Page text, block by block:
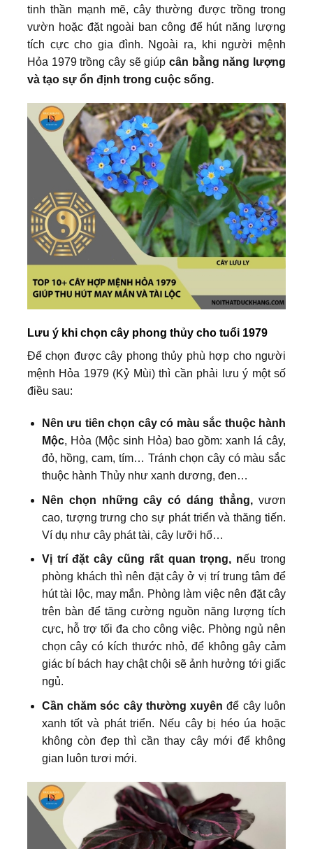
tinh thần mạnh mẽ, cây thường được trồng trong
vườn hoặc đặt ngoài ban công để hút năng lượng
tích cực cho gia đình. Ngoài ra, khi người mệnh
Hỏa 1979 trồng cây sẽ giúp cân bằng năng lượng
và tạo sự ổn định trong cuộc sống.
Lưu ý khi chọn cây phong thủy cho tuổi 1979
Để chọn được cây phong thủy phù hợp cho người
mệnh Hỏa 1979 (Kỷ Mùi) thì cần phải lưu ý một số
điều sau:
Nên ưu tiên chọn cây có màu sắc thuộc hành
Mộc, Hỏa (Mộc sinh Hỏa) bao gồm: xanh lá cây,
đỏ, hồng, cam, tím… Tránh chọn cây có màu sắc
thuộc hành Thủy như xanh dương, đen…
Nên chọn những cây có dáng thẳng, vươn
cao, tượng trưng cho sự phát triển và thăng tiến.
Ví dụ như cây phát tài, cây lưỡi hổ…
Vị trí đặt cây cũng rất quan trọng, nếu trong
phòng khách thì nên đặt cây ở vị trí trung tâm để
hút tài lộc, may mắn. Phòng làm việc nên đặt cây
trên bàn để tăng cường nguồn năng lượng tích
cực, hỗ trợ tối đa cho công việc. Phòng ngủ nên
chọn cây có kích thước nhỏ, để không gây cảm
giác bí bách hay chật chội sẽ ảnh hưởng tới giấc
ngủ.
Cần chăm sóc cây thường xuyên để cây luôn
xanh tốt và phát triển. Nếu cây bị héo úa hoặc
không còn đẹp thì cần thay cây mới để không
gian luôn tươi mới.